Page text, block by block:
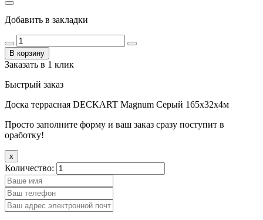
Добавить в закладки
В корзину
Заказать в 1 клик
Быстрый заказ
Доска террасная DECKART Magnum Серый 165х32х4м
Просто заполните форму и ваш заказ сразу поступит в
оработку!
x
Количество: